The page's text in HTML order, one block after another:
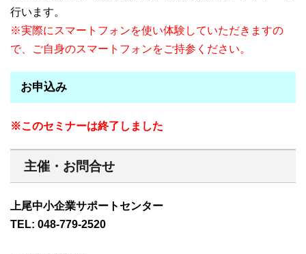
行います。
※実際にスマートフォンを使い体験していただきますの
で、ご自身のスマートフォンをご持参ください。
お申込み
※このセミナーは終了しました
主催・お問合せ
上尾中小企業サポートセンター
TEL: 048-779-2520